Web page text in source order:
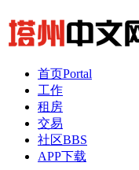
首页Portal
工作
租房
交易
社区BBS
APP下载